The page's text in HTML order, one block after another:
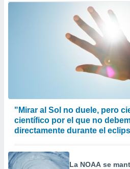
"Mirar al Sol no duele, pero
científico por el que no
directamente durante el
La NOAA se